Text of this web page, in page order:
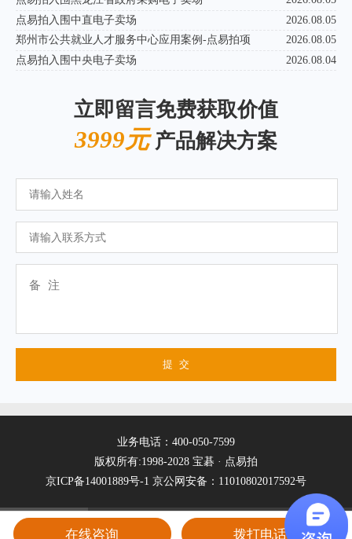
点易拍入围中直电子卖场
2026.08.05
郑州市公共就业人才服务中心应用案例-点易拍项
2026.08.05
点易拍入围中央电子卖场
2026.08.04
立即留言免费获取价值
3999元产品解决方案
业务电话：400-050-7599
版权所有:1998-2028 宝碁 · 点易拍
京ICP备14001889号-1 京公网安备：11010802017592号
在线咨询 拨打电话